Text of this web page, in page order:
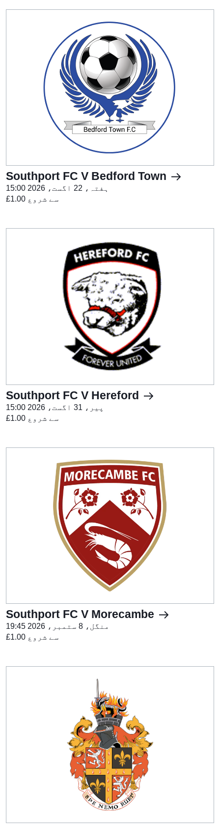
Southport FC V Bedford Town
ہفتہ، 22 اگست، 2026 15:00
£1.00 سے شروع
Southport FC V Hereford
پیر، 31 اگست، 2026 15:00
£1.00 سے شروع
Southport FC V Morecambe
منگل، 8 ستمبر، 2026 19:45
£1.00 سے شروع